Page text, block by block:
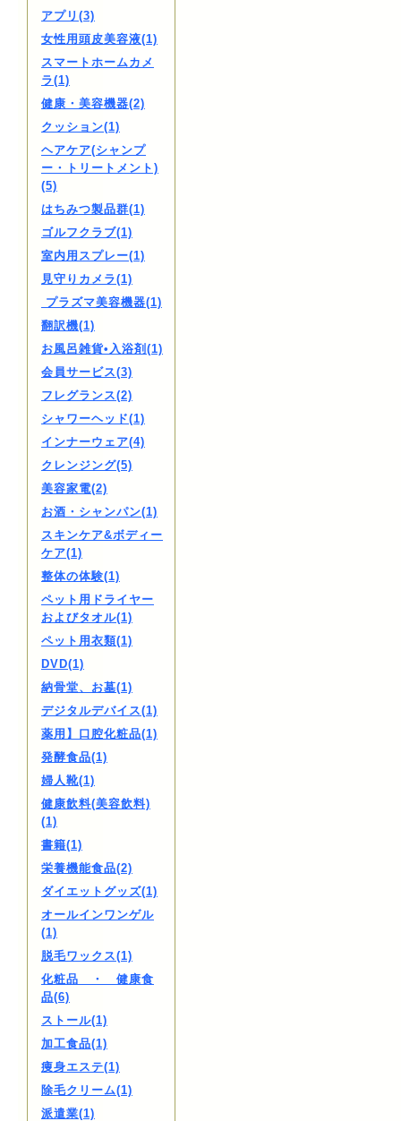
アプリ(3)
女性用頭皮美容液(1)
スマートホームカメ
ラ(1)
健康・美容機器(2)
クッション(1)
ヘアケア(シャンプ
ー・トリートメント)
(5)
はちみつ製品群(1)
ゴルフクラブ(1)
室内用スプレー(1)
見守りカメラ(1)
プラズマ美容機器(1)
翻訳機(1)
お風呂雑貨•入浴剤(1)
会員サービス(3)
フレグランス(2)
シャワーヘッド(1)
インナーウェア(4)
クレンジング(5)
美容家電(2)
お酒・シャンパン(1)
スキンケア&ボディー
ケア(1)
整体の体験(1)
ペット用ドライヤー
およびタオル(1)
ペット用衣類(1)
DVD(1)
納骨堂、お墓(1)
デジタルデバイス(1)
薬用】口腔化粧品(1)
発酵食品(1)
婦人靴(1)
健康飲料(美容飲料)
(1)
書籍(1)
栄養機能食品(2)
ダイエットグッズ(1)
オールインワンゲル
(1)
脱毛ワックス(1)
化粧品 ・ 健康食
品(6)
ストール(1)
加工食品(1)
痩身エステ(1)
除毛クリーム(1)
派遣業(1)